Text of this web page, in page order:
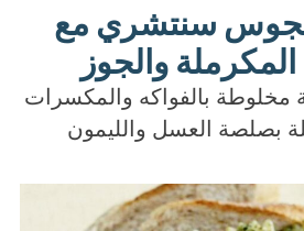
سنتشري مع
والجوز
مخلوطة بالفواكه والمكسرات